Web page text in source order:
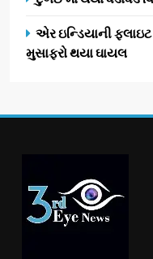
એર ઇન્ડિયાની
મુસાફરો થયા ઘાયલ